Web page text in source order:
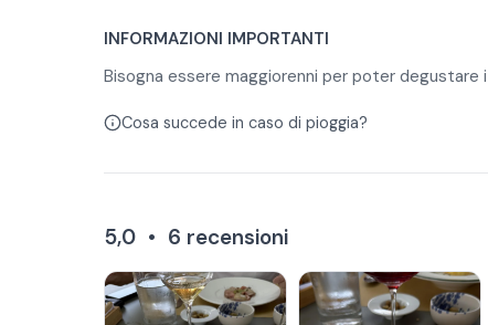
INFORMAZIONI IMPORTANTI
Bisogna essere maggiorenni per poter degustare i
Cosa succede in caso di pioggia?
5,0 • 6 recensioni